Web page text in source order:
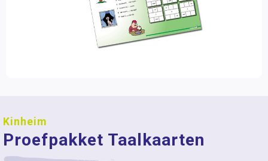
Kinheim
Proefpakket Taalkaarten